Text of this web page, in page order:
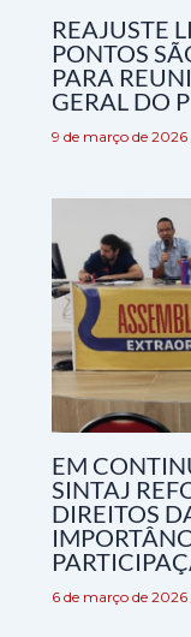
REAJUSTE
PONTOS
PARA
GERAL DO
9 de março de 2026
EM
SINTAJ
DIREITOS
6 de março de 2026